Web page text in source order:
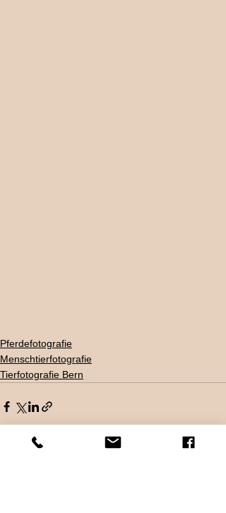
Pferdefotografie
Menschtierfotografie
Tierfotografie Bern